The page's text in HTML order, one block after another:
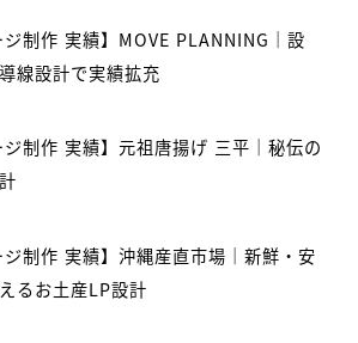
ジ制作 実績】MOVE PLANNING｜設
線設計で実績拡充
ジ制作 実績】元祖唐揚げ 三平｜秘伝の
ジ制作 実績】沖縄産直市場｜新鮮・安
るお土産LP設計